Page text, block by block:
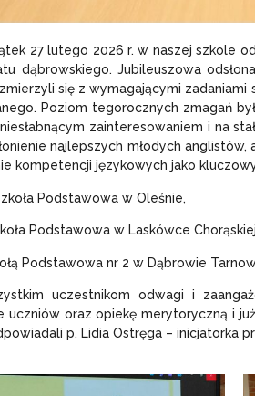
27 lutego 2026 r. w naszej szkole
dąbrowskiego. Jubileuszowa
się z wymagającymi
Poziom tegorocznych zmagań
zainteresowaniem i na
najlepszych młodych
kompetencji językowych jako
Podstawowa w Oleśnie,
Podstawowa w Laskówce
Podstawowa nr 2 w Dąbrowie
uczestnikom odwagi i
oraz opiekę merytoryczną i
p. Lidia Ostręga – inicjatorka